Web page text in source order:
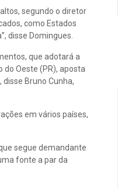
segundo o diretor
como Estados
disse Domingues.
que adotará a
do Oeste (PR), aposta
Bruno Cunha,
em vários países,
segue demandante
fonte a par da